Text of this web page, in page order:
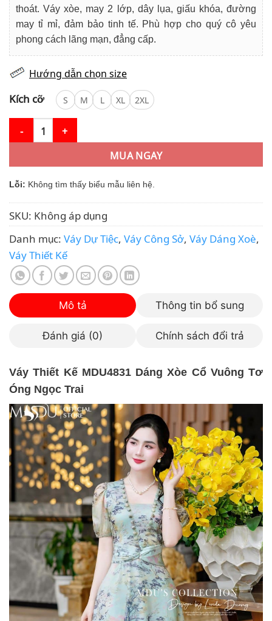
thoát. Váy xòe, may 2 lớp, dây lụa, giấu khóa, đường
may tỉ mỉ, đảm bảo tinh tế. Phù hợp cho quý cô yêu
phong cách lãng mạn, đẳng cấp.
Hướng dẫn chọn size
Kích cỡ S M L XL 2XL
Váy Thiết Kế MDU4831 Dáng Xòe Cổ Vuông Tơ Óng Ngọc Trai
MUA NGAY
Lỗi: Không tìm thấy biểu mẫu liên hệ.
SKU:Không áp dụng
Danh mục:Váy Dự Tiệc,Váy Công Sở,Váy Dáng Xoè,
Váy Thiết Kế
Mô tả Thông tin bổ sung
Đánh giá (0) Chính sách đổi trả
Váy Thiết Kế MDU4831 Dáng Xòe Cổ Vuông Tơ
Óng Ngọc Trai